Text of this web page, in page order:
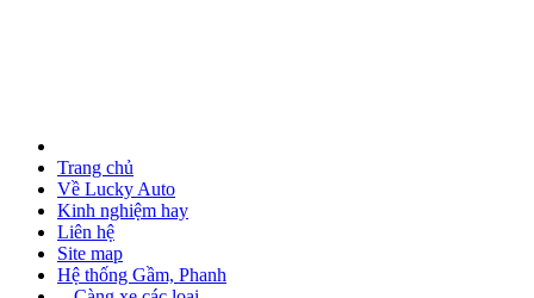
Trang chủ
Về Lucky Auto
Kinh nghiệm hay
Liên hệ
Site map
Hệ thống Gầm, Phanh